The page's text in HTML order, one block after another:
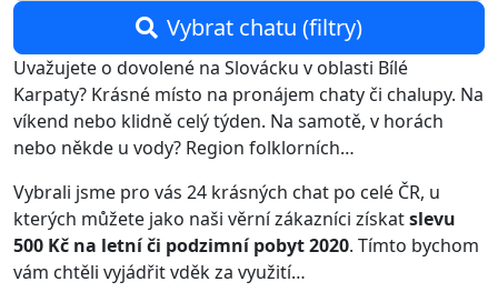
Vybrat chatu (filtry)
Uvažujete o dovolené na Slovácku v oblasti Bílé
Karpaty? Krásné místo na pronájem chaty či chalupy. Na
víkend nebo klidně celý týden. Na samotě, v horách
nebo někde u vody? Region folklorních…
Vybrali jsme pro vás 24 krásných chat po celé ČR, u
kterých můžete jako naši věrní zákazníci získatslevu
500 Kč na letní či podzimní pobyt 2020. Tímto bychom
vám chtěli vyjádřit vděk za využití…